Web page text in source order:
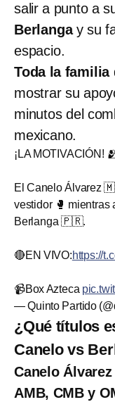
salir a punto a
Berlangay su
espacio.
Toda la familia
mostrar su
minutos del
mexicano.
¡LA MOTIVACIÓN!
El Canelo Álvarez
vestidor 🥊 mientras
Berlanga 🇵🇷.
🔴EN VIVO:https://
📹Box Azteca
— Quinto Partido
¿Qué títulos
Canelo vs
Canelo Álvarez
AMB, CMB y